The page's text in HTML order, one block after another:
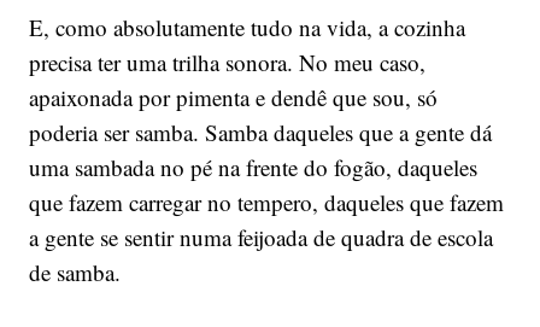
E, como absolutamente tudo na vida, a cozinha
precisa ter uma trilha sonora. No meu caso,
apaixonada por pimenta e dendê que sou, só
poderia ser samba. Samba daqueles que a gente dá
uma sambada no pé na frente do fogão, daqueles
que fazem carregar no tempero, daqueles que fazem
a gente se sentir numa feijoada de quadra de escola
de samba.